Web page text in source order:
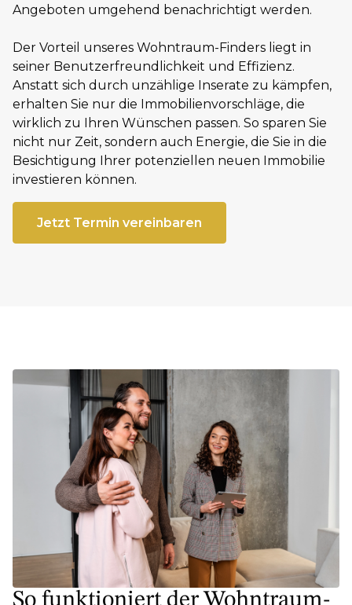
Angeboten umgehend benachrichtigt werden.
Der Vorteil unseres Wohntraum-Finders liegt in
seiner Benutzerfreundlichkeit und Effizienz.
Anstatt sich durch unzählige Inserate zu kämpfen,
erhalten Sie nur die Immobilienvorschläge, die
wirklich zu Ihren Wünschen passen. So sparen Sie
nicht nur Zeit, sondern auch Energie, die Sie in die
Besichtigung Ihrer potenziellen neuen Immobilie
investieren können.
Jetzt Termin vereinbaren
So funktioniert der Wohntraum-